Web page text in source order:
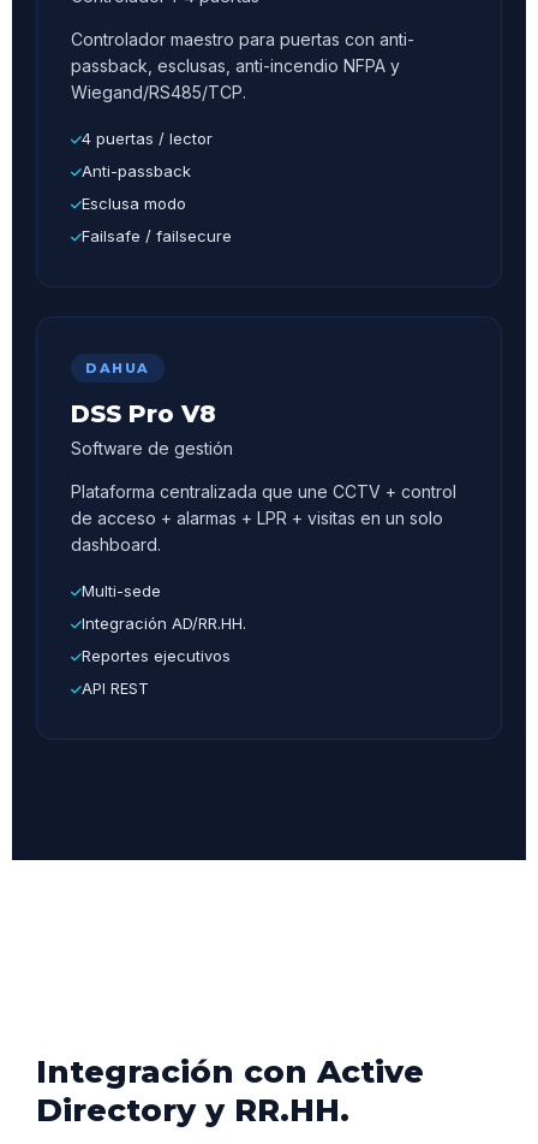
Controlador maestro para puertas con anti-
passback, esclusas, anti-incendio NFPA y
Wiegand/RS485/TCP.
4 puertas / lector
Anti-passback
Esclusa modo
Failsafe / failsecure
DAHUA
DSS Pro V8
Software de gestión
Plataforma centralizada que une CCTV + control
de acceso + alarmas + LPR + visitas en un solo
dashboard.
Multi-sede
Integración AD/RR.HH.
Reportes ejecutivos
API REST
Integración con Active
Directory y RR.HH.